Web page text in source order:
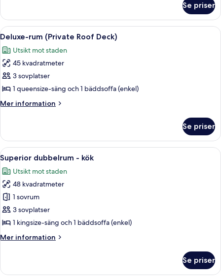
dubbelsäng
(No
View)
Standard
1
(No
View)
Se priser
Öppna
alla
foton
för
Deluxe-
rum
(Private
Roof
Ett rum med en soffa, en tv som är
5
Deluxe-rum (Private Roof Deck)
Utsikt mot staden
45 kvadratmeter
3 sovplatser
1 queensize-säng och 1 bäddsoffa (enkel)
Mer information
Mer
rum
(Private
Roof
Deck)
Se priser
Öppna
alla
foton
för
Superior
dubbelrum
-
Ett hotellrum med en säng, ett
5
Superior dubbelrum - kök
Utsikt mot staden
48 kvadratmeter
1 sovrum
3 sovplatser
1 kingsize-säng och 1 bäddsoffa (enkel)
Mer information
Mer
dubbelrum
Se priser